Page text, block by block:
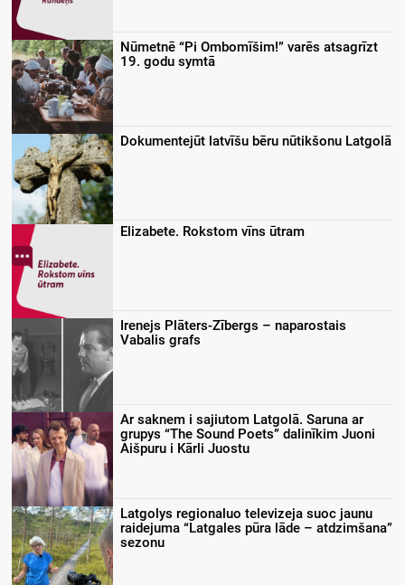
Nūmetnē “Pi Ombomīšim!” varēs atsagrīzt
19. godu symtā
Dokumentejūt latvīšu bēru nūtikšonu Latgolā
Elizabete. Rokstom vīns ūtram
Irenejs Plāters-Zībergs – naparostais
Vabalis grafs
Ar saknem i sajiutom Latgolā. Saruna ar
grupys “The Sound Poets” dalinīkim Juoni
Aišpuru i Kārli Juostu
Latgolys regionaluo televizeja suoc jaunu
raidejuma “Latgales pūra lāde – atdzimšana”
sezonu